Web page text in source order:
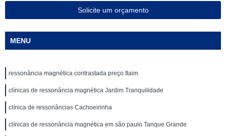
Solicite um orçamento
MENU
ressonância magnética contrastada preço Itaim
clínicas de ressonância magnética Jardim Tranquilidade
clínica de ressonâncias Cachoeirinha
clínicas de ressonância magnética em são paulo Tanque Grande